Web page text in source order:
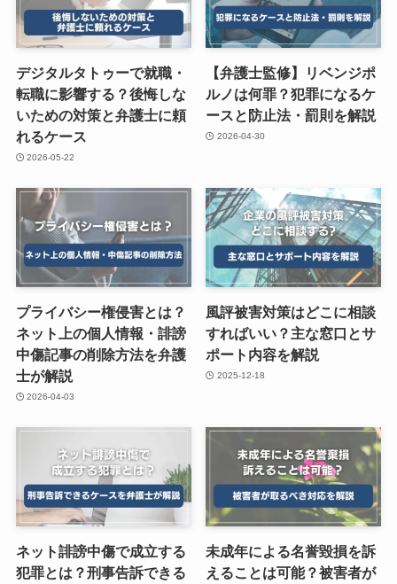
デジタルタトゥーで就職・
転職に影響する？後悔しな
いための対策と弁護士に頼
れるケース
2026-05-22
【弁護士監修】リベンジポ
ルノは何罪？犯罪になるケ
ースと防止法・罰則を解説
2026-04-30
プライバシー権侵害とは？
ネット上の個人情報・誹謗
中傷記事の削除方法を弁護
士が解説
2026-04-03
風評被害対策はどこに相談
すればいい？主な窓口とサ
ポート内容を解説
2025-12-18
ネット誹謗中傷で成立する
犯罪とは？刑事告訴できる
未成年による名誉毀損を訴
えることは可能？被害者が